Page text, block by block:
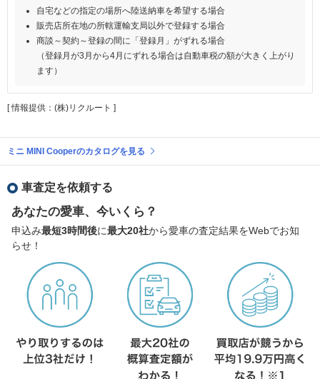
自宅などの指定の場所へ陸送納車を希望する場合
販売店所在地の所轄運輸支局以外で登録する場合
商談～契約～登録の間に「登録月」がずれる場合
（登録月が3月から4月にずれる場合は自動車税の額が大きく上がり
ます）
[ 情報提供：(株)リクルート ]
ミニ MINI Cooperのカタログを見る
車査定を依頼する
あなたの愛車、今いくら？
申込み最短3時間後に最大20社から愛車の査定結果をWebでお知
らせ！